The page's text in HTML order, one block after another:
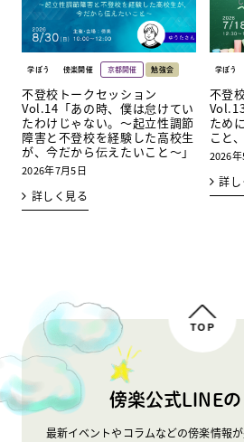
学ぼう 傍楽開催 京都開催 勉強会
不登校トークセッション
Vol.14「あの時、僕は怠けてい
たわけじゃない。～起立性調節
障害と不登校を経験した高校生
が、今だから伝えたいこと～」
2026年7月5日
詳しく見る
学ぼう
不登
ため
こと
2026
詳
TOP
傍楽公式LINE
最新イベントやコラムなどの傍楽情報